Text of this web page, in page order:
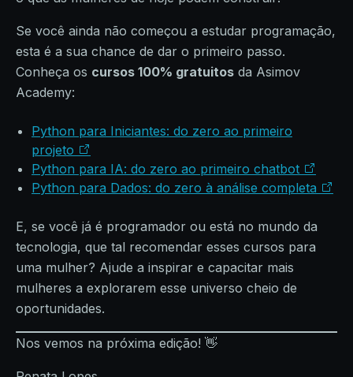
Se você ainda não começou a estudar programação,
esta é a sua chance de dar o primeiro passo.
Conheça os cursos 100% gratuitos da Asimov
Academy:
Python para Iniciantes: do zero ao primeiro
projeto
Python para IA: do zero ao primeiro chatbot
Python para Dados: do zero à análise completa
E, se você já é programador ou está no mundo da
tecnologia, que tal recomendar esses cursos para
uma mulher? Ajude a inspirar e capacitar mais
mulheres a explorarem esse universo cheio de
oportunidades.
Nos vemos na próxima edição! 👋